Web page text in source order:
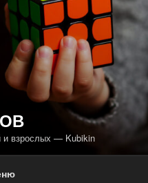
и взрослых — Kubikin